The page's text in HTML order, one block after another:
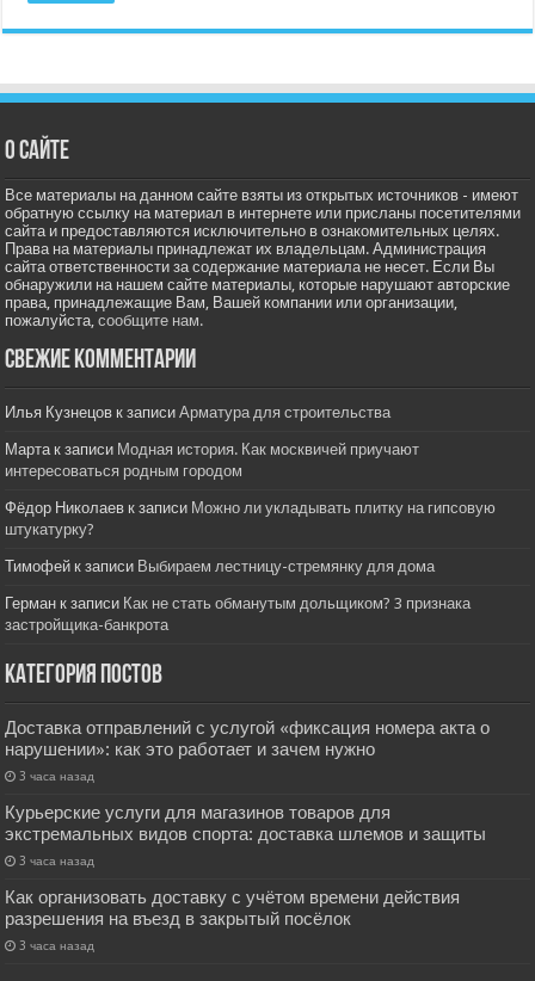
О сайте
Все материалы на данном сайте взяты из открытых источников - имеют
обратную ссылку на материал в интернете или присланы посетителями
сайта и предоставляются исключительно в ознакомительных целях.
Права на материалы принадлежат их владельцам. Администрация
сайта ответственности за содержание материала не несет. Если Вы
обнаружили на нашем сайте материалы, которые нарушают авторские
права, принадлежащие Вам, Вашей компании или организации,
пожалуйста,сообщите нам.
Свежие комментарии
Илья Кузнецов к записиАрматура для строительства
Марта к записи Модная история. Как москвичей приучают
интересоваться родным городом
Фёдор Николаев к записи Можно ли укладывать плитку на гипсовую
штукатурку?
Тимофей к записи Выбираем лестницу-стремянку для дома
Герман к записи Как не стать обманутым дольщиком? 3 признака
застройщика-банкрота
Категория постов
Доставка отправлений с услугой «фиксация номера акта о
нарушении»: как это работает и зачем нужно
3 часа назад
Курьерские услуги для магазинов товаров для
экстремальных видов спорта: доставка шлемов и защиты
3 часа назад
Как организовать доставку с учётом времени действия
разрешения на въезд в закрытый посёлок
3 часа назад